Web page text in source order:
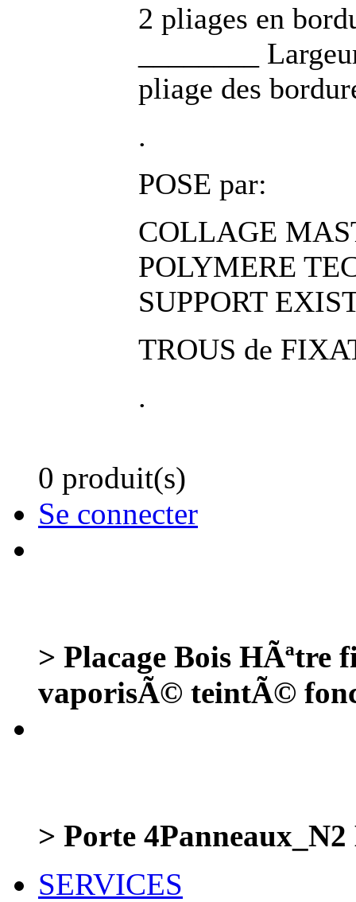
2 pliages en
________
pliage des
.
POSE par:
COLLAGE
POLYMERE
SUPPORT
TROUS de
.
0 produit(s)
Se connecter
> Placage Bois
vaporisÃ© teintÃ©
> Porte
SERVICES